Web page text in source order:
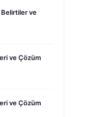
ve
ve Çözüm
ve Çözüm